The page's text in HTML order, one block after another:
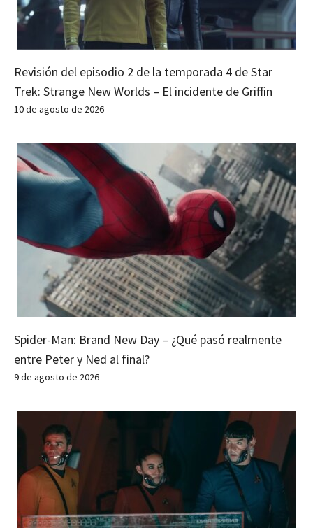
Revisión del episodio 2 de la temporada 4 de Star
Trek: Strange New Worlds – El incidente de Griffin
10 de agosto de 2026
Spider-Man: Brand New Day – ¿Qué pasó realmente
entre Peter y Ned al final?
9 de agosto de 2026